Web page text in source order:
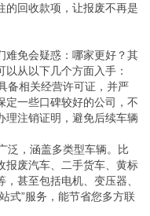
的回收款项，让报废不再是
难免会疑惑：哪家更好？其
从以下几个方面入手：
备相关经营许可证，并严
定一些口碑较好的公司，不
理注销证明，避免后续车辆
泛，涵盖多类型车辆。比
报废汽车、二手货车、黄标
甚至包括电机、变压器、
式”服务，能节省您多方联